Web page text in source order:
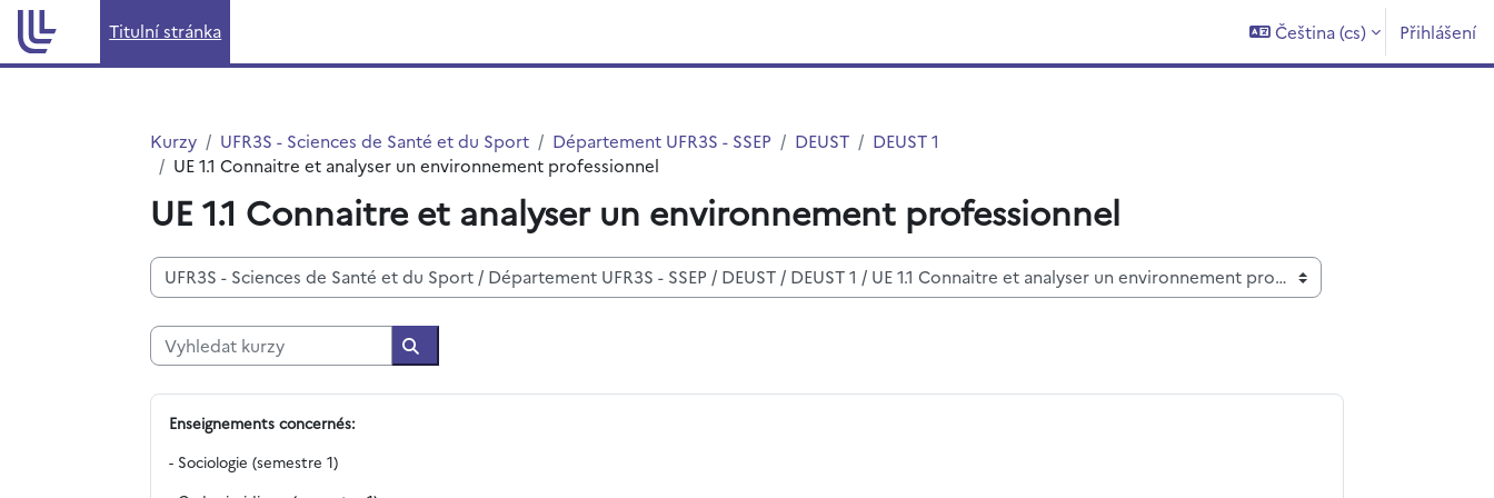
Přejít k hlavnímu obsahu
Titulní stránka
Čeština ‎(cs)‎ Přihlášení
Kurzy UFR3S - Sciences de Santé et du Sport Département UFR3S - SSEP DEUST
DEUST 1
UE 1.1 Connaitre et analyser un environnement professionnel
UE 1.1 Connaitre et analyser un environnement professionnel
Kategorie kurzů
Vyhledat kurzy
Vyhledat kurzy
Enseignements concernés:
- Sociologie (semestre 1)